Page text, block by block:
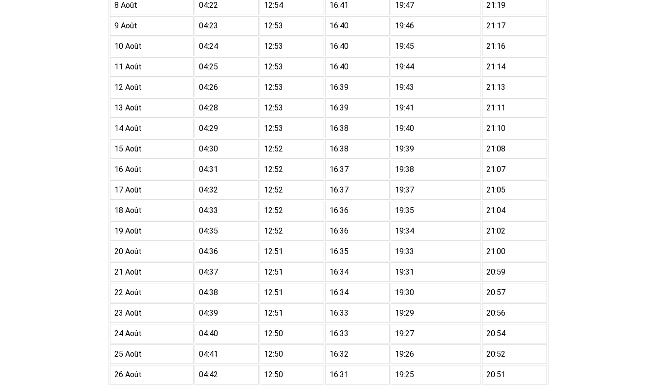
8 Août 04:22 12:54 16:41 19:47 21:19
9 Août 04:23 12:53 16:40 19:46 21:17
10 Août 04:24 12:53 16:40 19:45 21:16
11 Août 04:25 12:53 16:40 19:44 21:14
12 Août 04:26 12:53 16:39 19:43 21:13
13 Août 04:28 12:53 16:39 19:41 21:11
14 Août 04:29 12:53 16:38 19:40 21:10
15 Août 04:30 12:52 16:38 19:39 21:08
16 Août 04:31 12:52 16:37 19:38 21:07
17 Août 04:32 12:52 16:37 19:37 21:05
18 Août 04:33 12:52 16:36 19:35 21:04
19 Août 04:35 12:52 16:36 19:34 21:02
20 Août 04:36 12:51 16:35 19:33 21:00
21 Août 04:37 12:51 16:34 19:31 20:59
22 Août 04:38 12:51 16:34 19:30 20:57
23 Août 04:39 12:51 16:33 19:29 20:56
24 Août 04:40 12:50 16:33 19:27 20:54
25 Août 04:41 12:50 16:32 19:26 20:52
26 Août 04:42 12:50 16:31 19:25 20:51